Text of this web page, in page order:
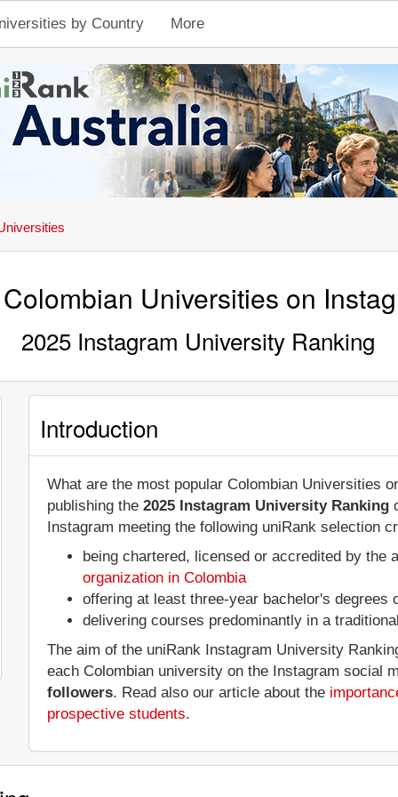
by Country More
Universities on
2025 Instagram University Ranking
Introduction
What are the most popular Colombian Universities
publishing the2025 Instagram University Ranking
Instagram meeting the following uniRank selection
being chartered, licensed or accredited by the
organization in Colombia
offering at least three-year bachelor's
delivering courses predominantly in a
The aim of the uniRank Instagram University
each Colombian university on the Instagram social
followers. Read also our article about the
prospective students.